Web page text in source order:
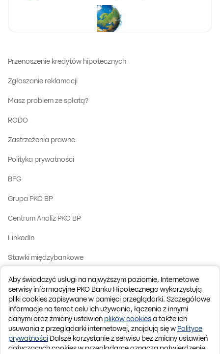
Przenoszenie kredytów hipotecznych
Zgłaszanie reklamacji
Masz problem ze spłatą?
RODO
Zastrzeżenia prawne
Polityka prywatności
BFG
Grupa PKO BP
Centrum Analiz PKO BP
LinkedIn
Stawki międzybankowe
Kontakt z nami
English version
© 2026 PKO Bank Hipoteczny
IBAN Kod BIC (Swift):BPKOPLPW
Aby świadczyć usługi na najwyższym poziomie, Internetowe
serwisy informacyjne PKO Banku Hipotecznego wykorzystują
pliki cookies zapisywane w pamięci przeglądarki. Szczegółowe
informacje na temat celu ich używania, łączenia z innymi
danymi oraz zmiany ustawień plików cookies a także ich
usuwania z przeglądarki internetowej, znajdują się w Polityce
prywatności Dalsze korzystanie z serwisu bez zmiany ustawień
dotyczących cookies w przeglądarce oznacza potwierdzenie